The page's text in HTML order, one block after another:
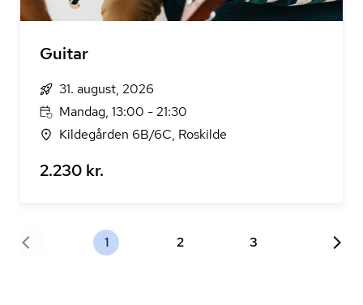
Guitar
31. august, 2026
Mandag, 13:00 - 21:30
Kildegården 6B/6C, Roskilde
2.230 kr.
1 2 3